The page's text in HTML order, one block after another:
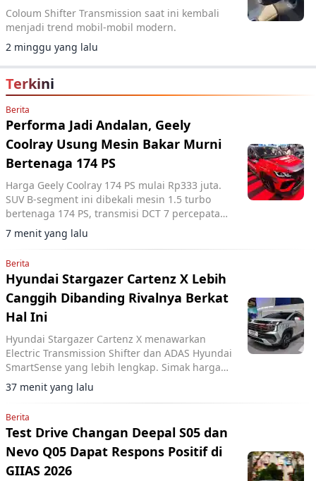
Coloum Shifter Transmission saat ini kembali
menjadi trend mobil-mobil modern.
2 minggu yang lalu
Terkini
Berita
Performa Jadi Andalan, Geely
Coolray Usung Mesin Bakar Murni
Bertenaga 174 PS
Harga Geely Coolray 174 PS mulai Rp333 juta.
SUV B-segment ini dibekali mesin 1.5 turbo
bertenaga 174 PS, transmisi DCT 7 percepatan,
akselerasi 0-100 km/jam dalam 7,6 detik, serta
ADAS Level 2.
7 menit yang lalu
Berita
Hyundai Stargazer Cartenz X Lebih
Canggih Dibanding Rivalnya Berkat
Hal Ini
Hyundai Stargazer Cartenz X menawarkan
Electric Transmission Shifter dan ADAS Hyundai
SmartSense yang lebih lengkap. Simak harga
Hyundai Stargazer Cartenz X terbaru mulai
Rp350 juta di artikel ini.
37 menit yang lalu
Berita
Test Drive Changan Deepal S05 dan
Nevo Q05 Dapat Respons Positif di
GIIAS 2026